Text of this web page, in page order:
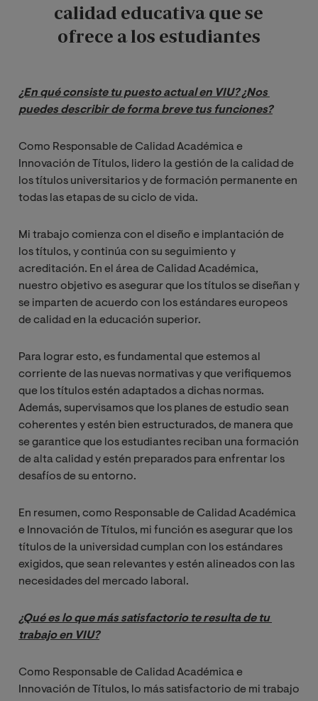
calidad educativa que se
ofrece a los estudiantes
¿En qué consiste tu puesto actual en VIU? ¿Nos
puedes describir de forma breve tus funciones?
Como Responsable de Calidad Académica e
Innovación de Títulos, lidero la gestión de la calidad de
los títulos universitarios y de formación permanente en
todas las etapas de su ciclo de vida.
Mi trabajo comienza con el diseño e implantación de
los títulos, y continúa con su seguimiento y
acreditación. En el área de Calidad Académica,
nuestro objetivo es asegurar que los títulos se diseñan y
se imparten de acuerdo con los estándares europeos
de calidad en la educación superior.
Para lograr esto, es fundamental que estemos al
corriente de las nuevas normativas y que verifiquemos
que los títulos estén adaptados a dichas normas.
Además, supervisamos que los planes de estudio sean
coherentes y estén bien estructurados, de manera que
se garantice que los estudiantes reciban una formación
de alta calidad y estén preparados para enfrentar los
desafíos de su entorno.
En resumen, como Responsable de Calidad Académica
e Innovación de Títulos, mi función es asegurar que los
títulos de la universidad cumplan con los estándares
exigidos, que sean relevantes y estén alineados con las
necesidades del mercado laboral.
¿Qué es lo que más satisfactorio te resulta de tu
trabajo en VIU?
Como Responsable de Calidad Académica e
Innovación de Títulos, lo más satisfactorio de mi trabajo